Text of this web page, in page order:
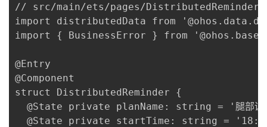
// src/main/ets/pages/
import distributedData from
import { BusinessError } from
@Entry
@Component
struct DistributedReminder {
@State private planName: string = '腿部训
@State private startTime: string =